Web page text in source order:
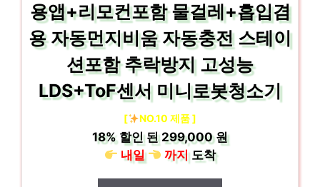
용앱+리모컨포함 물걸레+흡입겸
용 자동먼지비움 자동충전 스테이
션포함 추락방지 고성능
LDS+ToF센서 미니로봇청소기
[ NO.10 제품 ]
18%할인 된299,000 원
내일
까지도착